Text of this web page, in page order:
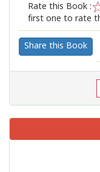
Rate this Book :
1
first one to rate
Share this Book